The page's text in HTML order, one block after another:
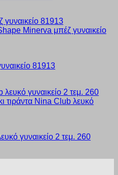
81913
γυναικείο 2 τεμ. 260